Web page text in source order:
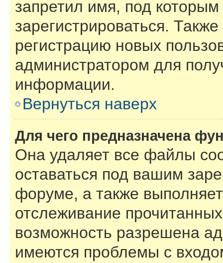
запретил имя, под
зарегистрироваться.
регистрацию новых
администратором для
информации.
Вернуться наверх
Для чего предназначена
Она удаляет все файлы
оставаться под вашим
форуме, а также
отслеживание
возможность разрешена
имеются проблемы с